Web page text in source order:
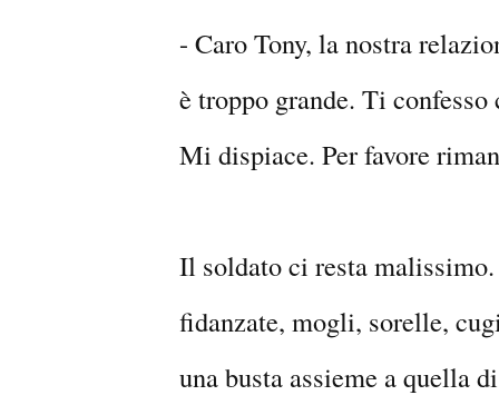
- Caro Tony, la nostra
è troppo grande. Ti
Mi dispiace. Per favore
Il soldato ci resta
fidanzate, mogli, sorelle,
una busta assieme a quella